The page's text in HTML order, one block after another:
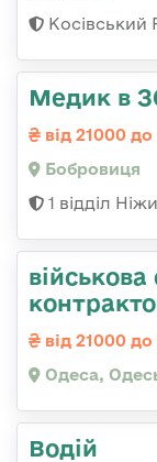
Косівський
Медик в
від 21000
Бобровиця
1 відділ
від 21000
Одеса,
Водій